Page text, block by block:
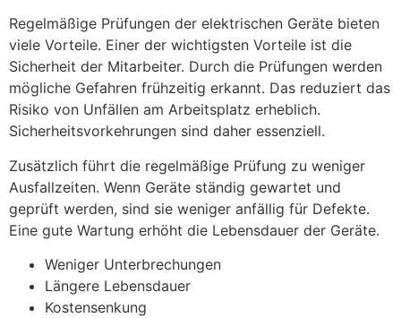
Regelmäßige Prüfungen der elektrischen Geräte bieten
viele Vorteile. Einer der wichtigsten Vorteile ist die
Sicherheit der Mitarbeiter. Durch die Prüfungen werden
mögliche Gefahren frühzeitig erkannt. Das reduziert das
Risiko von Unfällen am Arbeitsplatz erheblich.
Sicherheitsvorkehrungen sind daher essenziell.
Zusätzlich führt die regelmäßige Prüfung zu weniger
Ausfallzeiten. Wenn Geräte ständig gewartet und
geprüft werden, sind sie weniger anfällig für Defekte.
Eine gute Wartung erhöht die Lebensdauer der Geräte.
Weniger Unterbrechungen
Längere Lebensdauer
Kostensenkung